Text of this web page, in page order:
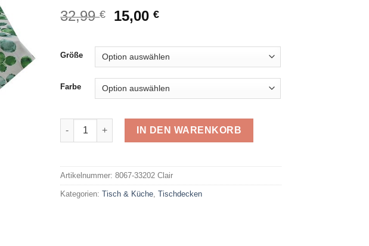
32,99€
Ursprünglicher
war:
32,99 €
15,00€Aktueller
ist:
15,00 €.
Größe
Farbe
Hossner 33202 Clair Menge
IN DEN WARENKORB
Artikelnummer:8067-33202 Clair
Kategorien:Tisch & Küche ,Tischdecken